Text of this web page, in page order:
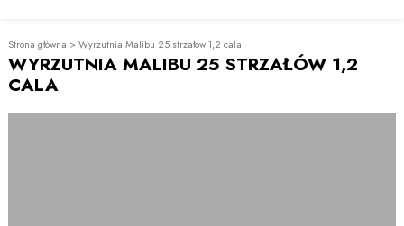
Strona główna >Wyrzutnia Malibu 25 strzałów 1,2 cala
WYRZUTNIA MALIBU 25 STRZAŁÓW 1,2
CALA